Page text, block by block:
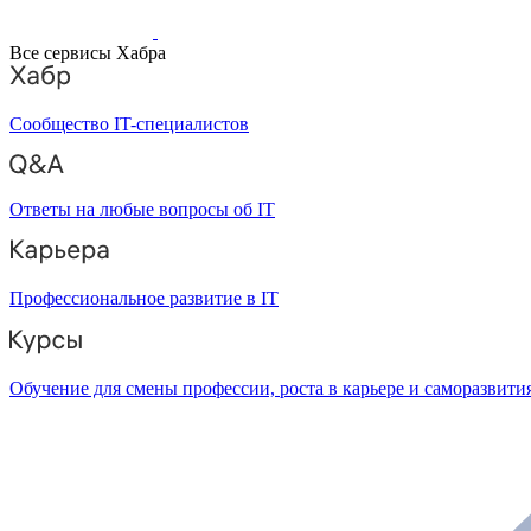
Все сервисы Хабра
Сообщество IT-специалистов
Ответы на любые вопросы об IT
Профессиональное развитие в IT
Обучение для смены профессии, роста в карьере и